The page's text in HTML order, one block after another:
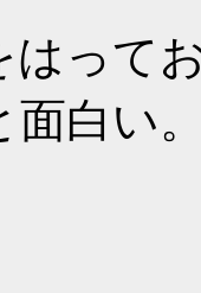
はって
面白い